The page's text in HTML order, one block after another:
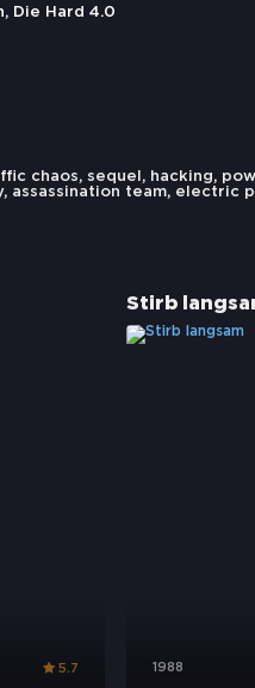
Die Hard 4.0
chaos, sequel , hacking,
, assassination team, electric
5.7
Stirb
1988